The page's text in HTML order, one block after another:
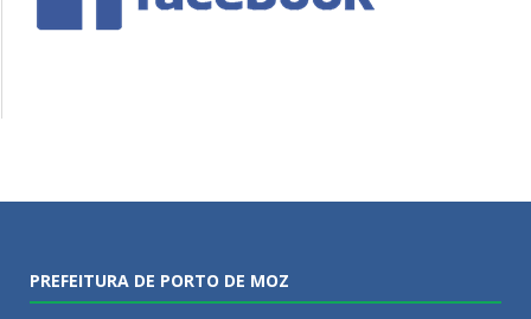
PREFEITURA DE PORTO DE MOZ